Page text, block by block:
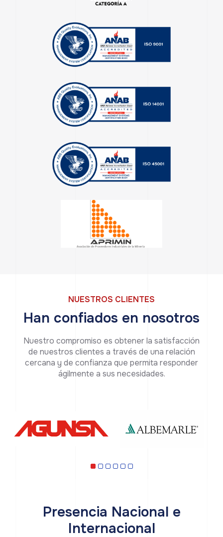
NUESTROS CLIENTES
Han confiados en nosotros
Nuestro compromiso es obtener la satisfacción
de nuestros clientes a través de una relación
cercana y de confianza que permita responder
ágilmente a sus necesidades.
Presencia Nacional e
Internacional